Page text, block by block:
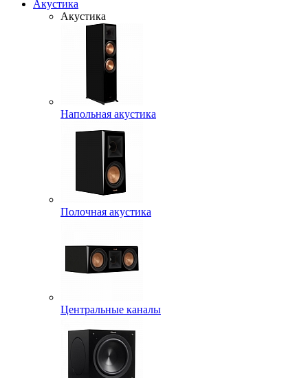
Акустика
Акустика
Напольная акустика
Полочная акустика
Центральные каналы